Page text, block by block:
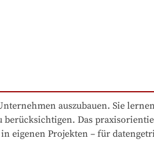
auszubauen. Sie
berücksichtigen. Das
eigenen Projekten – für